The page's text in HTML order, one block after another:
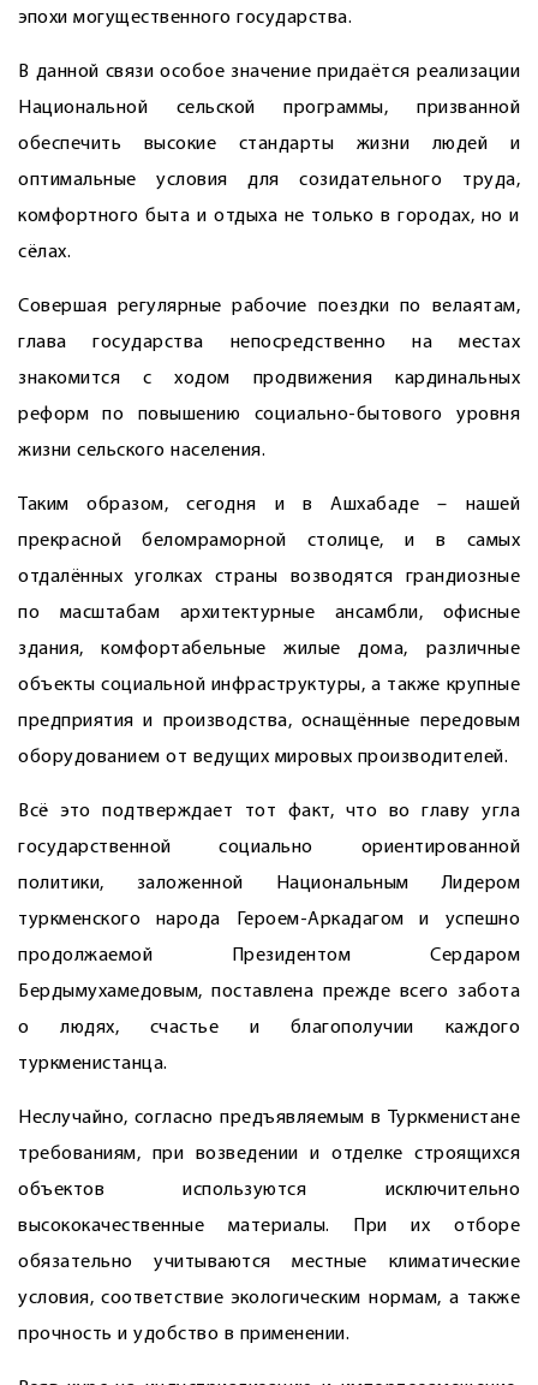
эпохи могущественного государства.
В данной связи особое значение придаётся реализации
Национальной сельской программы, призванной
обеспечить высокие стандарты жизни людей и
оптимальные условия для созидательного труда,
комфортного быта и отдыха не только в городах, но и
сёлах.
Совершая регулярные рабочие поездки по велаятам,
глава государства непосредственно на местах
знакомится с ходом продвижения кардинальных
реформ по повышению социально-бытового уровня
жизни сельского населения.
Таким образом, сегодня и в Ашхабаде – нашей
прекрасной беломраморной столице, и в самых
отдалённых уголках страны возводятся грандиозные
по масштабам архитектурные ансамбли, офисные
здания, комфортабельные жилые дома, различные
объекты социальной инфраструктуры, а также крупные
предприятия и производства, оснащённые передовым
оборудованием от ведущих мировых производителей.
Всё это подтверждает тот факт, что во главу угла
государственной социально ориентированной
политики, заложенной Национальным Лидером
туркменского народа Героем-Аркадагом и успешно
продолжаемой Президентом Сердаром
Бердымухамедовым, поставлена прежде всего забота
о людях, счастье и благополучии каждого
туркменистанца.
Неслучайно, согласно предъявляемым в Туркменистане
требованиям, при возведении и отделке строящихся
объектов используются исключительно
высококачественные материалы. При их отборе
обязательно учитываются местные климатические
условия, соответствие экологическим нормам, а также
прочность и удобство в применении.